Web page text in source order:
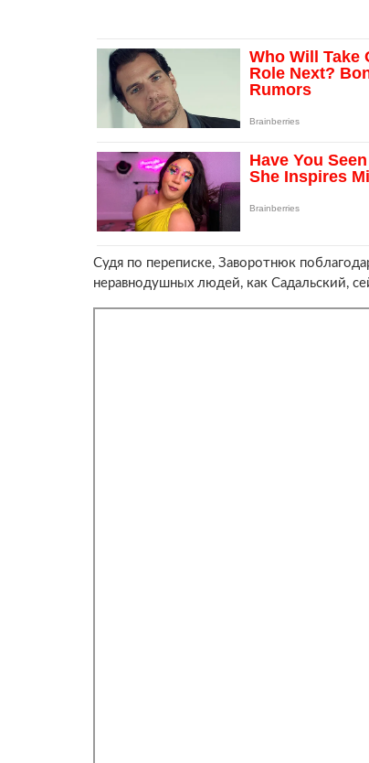
Судя по переписке, Заворотнюк
неравнодушных людей, как Садальский,